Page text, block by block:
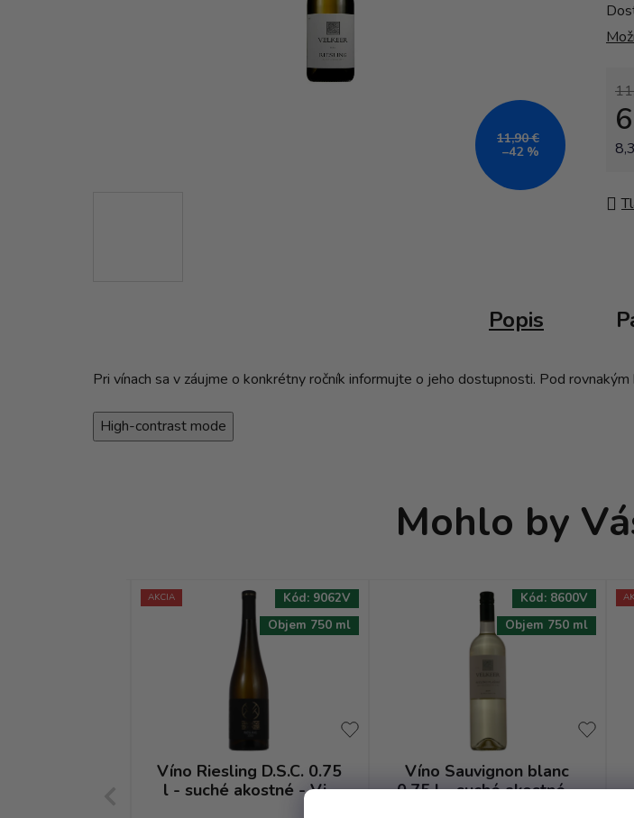
11,90 €
–42 %
Popis
Pri vínach sa v záujme o konkrétny ročník informujte o jeho dostupnosti. Pod
High-contrast mode
Mohlo by
AKCIA
Víno Riesling D.S.C. 0.75
l - suché akostné - Via
Objem 750 ml
Kód: 9062V
Víno Sauvignon blanc
0.75 l - suché akostné -
Objem 750 ml
Kód: 8600V